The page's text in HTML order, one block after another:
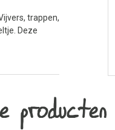
trappen,
Deze
producten